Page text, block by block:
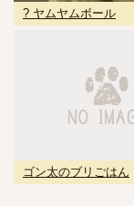
? ヤムヤムボール
ゴン太のブリごはん